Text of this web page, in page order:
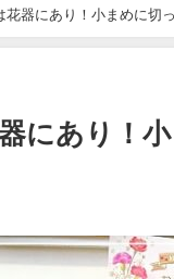
花器にあり！小まめに切
にあり！